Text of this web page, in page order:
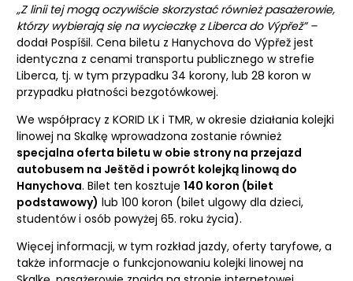
„Z linii tej mogą oczywiście skorzystać również pasażerowie,
którzy wybierają się na wycieczkę z Liberca do Výpřež” –
dodał Pospíšil. Cena biletu z Hanychova do Výpřež jest
identyczna z cenami transportu publicznego w strefie
Liberca, tj. w tym przypadku 34 korony, lub 28 koron w
przypadku płatności bezgotówkowej.
We współpracy z KORID LK i TMR, w okresie działania kolejki
linowej na Skalkę wprowadzona zostanie również
specjalna oferta biletu w obie strony na przejazd
autobusem na Ještěd i powrót kolejką linową do
Hanychova. Bilet ten kosztuje 140 koron (bilet
podstawowy) lub 100 koron (bilet ulgowy dla dzieci,
studentów i osób powyżej 65. roku życia).
Więcej informacji, w tym rozkład jazdy, oferty taryfowe, a
także informacje o funkcjonowaniu kolejki linowej na